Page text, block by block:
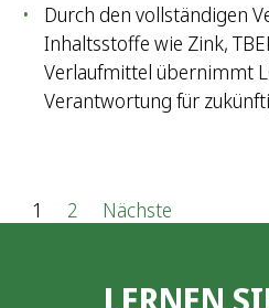
Durch den vollständigen
Inhaltsstoffe wie Zink,
Verlaufmittel übernimmt
Verantwortung für
S1 2 Nächste